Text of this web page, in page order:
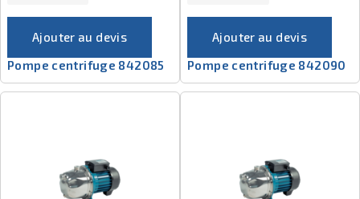
Ajouter au devis
Pompe centrifuge 842085
Ajouter au devis
Pompe centrifuge 842090